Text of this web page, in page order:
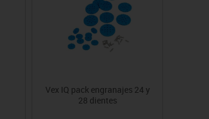
Vex IQ pack engranajes 24 y
28 dientes